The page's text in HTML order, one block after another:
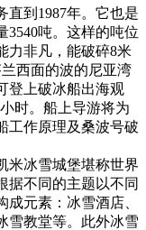
直到1987年。它也是
3540吨。这样的吨位
力非凡，能破碎8米
西面的波的尼亚湾
登上破冰船出海观
时。船上导游将为
工作原理及桑波号破
米冰雪城堡堪称世界
据不同的主题以不同
元素：冰雪酒店、
雪教堂等。此外冰雪